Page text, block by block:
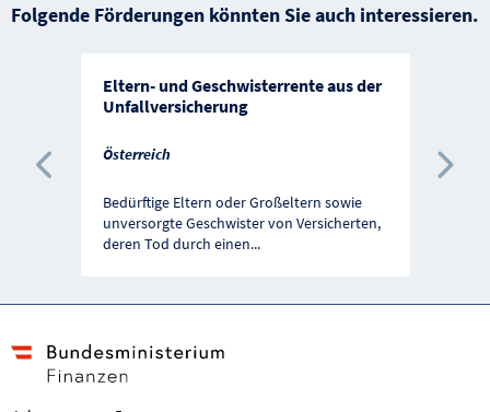
Folgende Förderungen könnten Sie auch interessieren.
Eltern- und Geschwisterrente aus der
Unfallversicherung
Österreich
Bedürftige Eltern oder Großeltern sowie
unversorgte Geschwister von Versicherten,
deren Tod durch einen...
Vorherige Förderung